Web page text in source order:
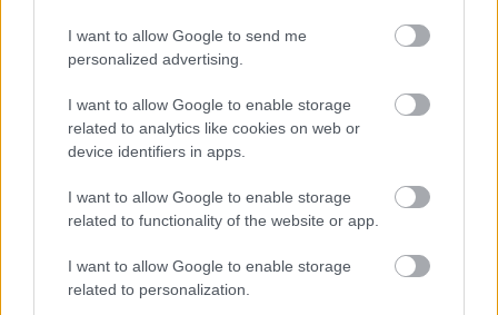
I want to allow Google to send me
personalized advertising.
I want to allow Google to enable storage
related to analytics like cookies on web or
device identifiers in apps.
I want to allow Google to enable storage
related to functionality of the website or app.
I want to allow Google to enable storage
related to personalization.
ezelőtti árvíz idején és így most – fotógyűjtemény
ugyanazokból a szögekből
Ilyenek eddig a tapasztalatok a vendégektől – a hőhullám
miatt ingyenes a strandolás Szolnokon
megint visszatér a forróság, újra rekkenő hőség jön, akár 38
fokokkal
Közzétették a szakértői állásfoglalást, a Fiumei úti fák
többsége szakszerűen már nem ápolható